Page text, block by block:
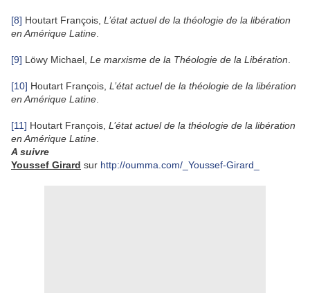
[8] Houtart François, L’état actuel de la théologie de la libération
en Amérique Latine
[9] Löwy Michael, Le marxisme de la Théologie de la Libération
[10] Houtart François, L’état actuel de la théologie de la libération
en Amérique Latine
[11] Houtart François, L’état actuel de la théologie de la libération
en Amérique Latine
A suivre
Youssef Girard sur http://oumma.com/_Youssef-Girard_